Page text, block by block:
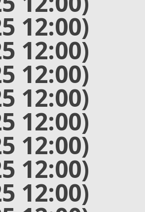
12:00)
12:00)
12:00)
12:00)
12:00)
12:00)
12:00)
12:00)